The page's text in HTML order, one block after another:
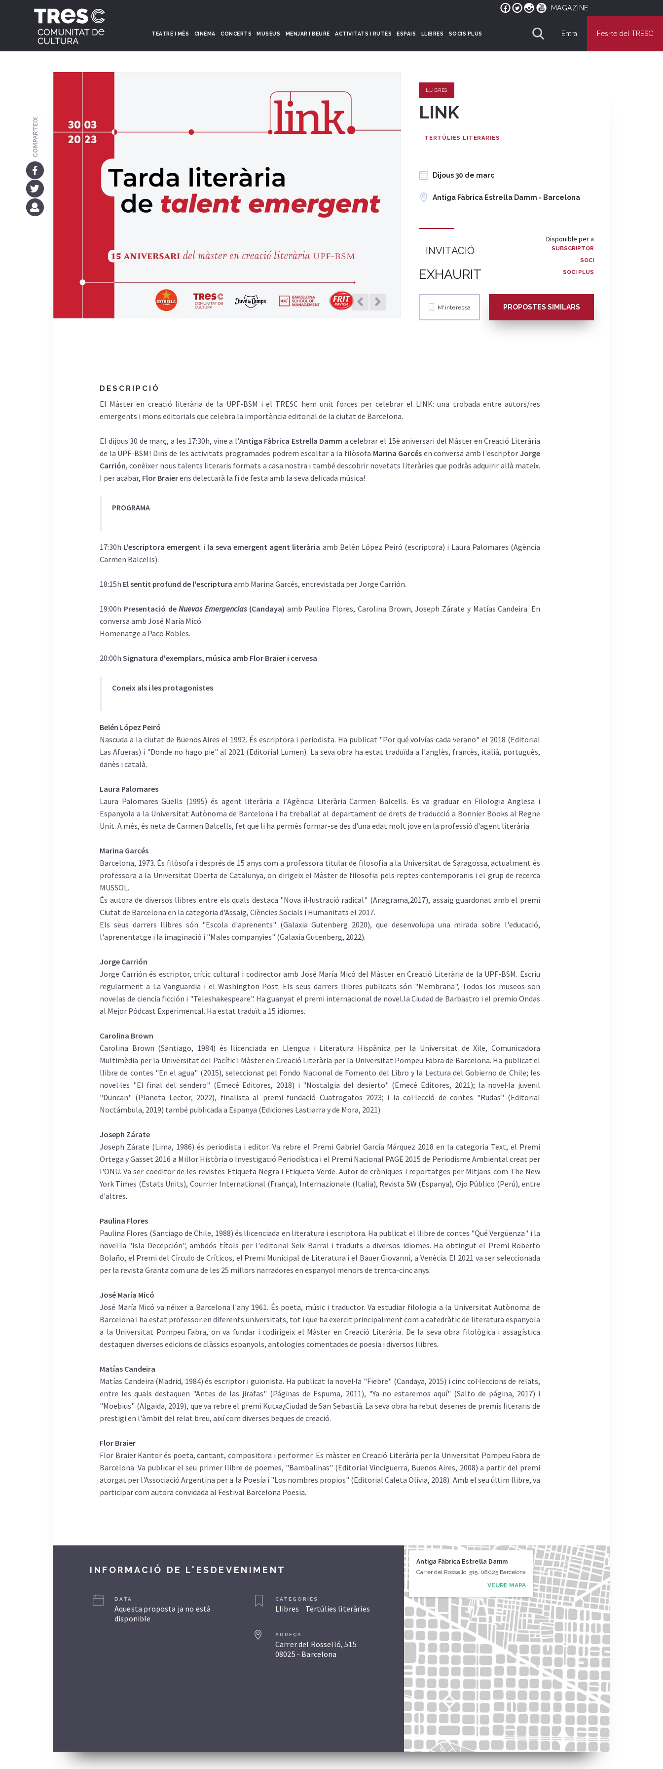
MAGAZINE
TEATRE I MÉS CINEMA CONCERTS MUSEUS MENJAR I BEURE ACTIVITATS I RUTES ESPAIS LLIBRES SOCIS PLUS Entra Fes-te del TRESC
LLIBRES
LINK
TERTÚLIES LITERÀRIES
Dijous 30 de març
Antiga Fàbrica Estrella Damm - Barcelona
INVITACIÓ
EXHAURIT
Disponible per a
SUBSCRIPTOR
SOCI
SOCI PLUS
M'interessa PROPOSTES SIMILARS
DESCRIPCIÓ
El Màster en creació literària de la UPF-BSM i el TRESC hem unit forces per celebrar el LINK: una trobada entre autors/res
emergents i mons editorials que celebra la importància editorial de la ciutat de Barcelona.
El dijous 30 de març, a les 17:30h, vine a l'Antiga Fàbrica Estrella Damm a celebrar el 15è aniversari del Màster en Creació Literària
de la UPF-BSM! Dins de les activitats programades podrem escoltar a la filòsofa Marina Garcés en conversa amb l'escriptorJorge
Carrión, conèixer nous talents literaris formats a casa nostra i també descobrir novetats literàries que podràs adquirir allà mateix.
I per acabar, Flor Braierens delectarà la fi de festa amb la seva delicada música!
PROGRAMA
17:30h L'escriptora emergent i la seva emergent agent literària amb Belén López Peiró (escriptora) i Laura Palomares (Agència
Carmen Balcells).
18:15h El sentit profund de l'escriptura amb Marina Garcés, entrevistada per Jorge Carrión.
19:00h Presentació deNuevas Emergencias(Candaya) amb Paulina Flores, Carolina Brown, Joseph Zárate y Matías Candeira. En
conversa amb José María Micó.
Homenatge a Paco Robles.
20:00h Signatura d'exemplars, música amb Flor Braier i cervesa
Coneix als i les protagonistes
Belén López Peiró
Nascuda a la ciutat de Buenos Aires el 1992. És escriptora i periodista. Ha publicat "Por qué volvías cada verano" el 2018 (Editorial
Las Afueras) i "Donde no hago pie" al 2021 (Editorial Lumen). La seva obra ha estat traduïda a l'anglès, francès, italià, portuguès,
danès i català.
Laura Palomares
Laura Palomares Güells (1995) és agent literària a l'Agència Literària Carmen Balcells. Es va graduar en Filologia Anglesa i
Espanyola a la Universitat Autònoma de Barcelona i ha treballat al departament de drets de traducció a Bonnier Books al Regne
Unit. A més, és neta de Carmen Balcells, fet que li ha permès formar-se des d'una edat molt jove en la professió d'agent literària.
Marina Garcés
Barcelona, 1973. És filòsofa i després de 15 anys com a professora titular de filosofia a la Universitat de Saragossa, actualment és
professora a la Universitat Oberta de Catalunya, on dirigeix el Màster de filosofia pels reptes contemporanis i el grup de recerca
MUSSOL.
És autora de diversos llibres entre els quals destaca "Nova il·lustració radical" (Anagrama,2017), assaig guardonat amb el premi
Ciutat de Barcelona en la categoria d'Assaig, Ciències Socials i Humanitats el 2017.
Els seus darrers llibres són "Escola d'aprenents" (Galaxia Gutenberg 2020), que desenvolupa una mirada sobre l'educació,
l'aprenentatge i la imaginació i "Males companyies" (Galaxia Gutenberg, 2022).
Jorge Carrión
Jorge Carrión és escriptor, crític cultural i codirector amb José María Micó del Màster en Creació Literària de la UPF-BSM. Escriu
regularment a La Vanguardia i el Washington Post. Els seus darrers llibres publicats són "Membrana", Todos los museos son
novelas de ciencia ficción i "Teleshakespeare". Ha guanyat el premi internacional de novel.la Ciudad de Barbastro i el premio Ondas
al Mejor Pódcast Experimental. Ha estat traduït a 15 idiomes.
Carolina Brown
Carolina Brown (Santiago, 1984) és llicenciada en Llengua i Literatura Hispànica per la Universitat de Xile, Comunicadora
Multimèdia per la Universitat del Pacífic i Màster en Creació Literària per la Universitat Pompeu Fabra de Barcelona. Ha publicat el
llibre de contes "En el agua" (2015), seleccionat pel Fondo Nacional de Fomento del Libro y la Lectura del Gobierno de Chile; les
novel·les "El final del sendero" (Emecé Editores, 2018) i "Nostalgia del desierto" (Emecé Editores, 2021); la novel·la juvenil
"Duncan" (Planeta Lector, 2022), finalista al premi fundació Cuatrogatos 2023; i la col·lecció de contes "Rudas" (Editorial
Noctámbula, 2019) també publicada a Espanya (Ediciones Lastiarra y de Mora, 2021).
Joseph Zárate
Joseph Zárate (Lima, 1986) és periodista i editor. Va rebre el Premi Gabriel García Márquez 2018 en la categoria Text, el Premi
Ortega y Gasset 2016 a Millor Història o Investigació Periodística i el Premi Nacional PAGE 2015 de Periodisme Ambiental creat per
l'ONU. Va ser coeditor de les revistes Etiqueta Negra i Etiqueta Verde. Autor de cròniques i reportatges per Mitjans com The New
York Times (Estats Units), Courrier International (França), Internazionale (Italia), Revista 5W (Espanya), Ojo Público (Perú), entre
d'altres.
Paulina Flores
Paulina Flores (Santiago de Chile, 1988) és llicenciada en literatura i escriptora. Ha publicat el llibre de contes "Qué Vergüenza" i la
novel·la "Isla Decepción", ambdós títols per l'editorial Seix Barral i traduïts a diversos idiomes. Ha obtingut el Premi Roberto
Bolaño, el Premi del Círculo de Críticos, el Premi Municipal de Literatura i el Bauer Giovanni, a Venècia. El 2021 va ser seleccionada
per la revista Granta com una de les 25 millors narradores en espanyol menors de trenta-cinc anys.
José María Micó
José María Micó va néixer a Barcelona l'any 1961. És poeta, músic i traductor. Va estudiar filologia a la Universitat Autònoma de
Barcelona i ha estat professor en diferents universitats, tot i que ha exercit principalment com a catedràtic de literatura espanyola
a la Universitat Pompeu Fabra, on va fundar i codirigeix el Màster en Creació Literària. De la seva obra filològica i assagística
destaquen diverses edicions de clàssics espanyols, antologies comentades de poesia i diversos llibres.
Matías Candeira
Matías Candeira (Madrid, 1984) és escriptor i guionista. Ha publicat la novel·la "Fiebre" (Candaya, 2015) i cinc col·leccions de relats,
entre les quals destaquen "Antes de las jirafas" (Páginas de Espuma, 2011), "Ya no estaremos aquí" (Salto de página, 2017) i
"Moebius" (Algaida, 2019), que va rebre el premi Kutxa¿Ciudad de San Sebastià. La seva obra ha rebut desenes de premis literaris de
prestigi en l'àmbit del relat breu, així com diverses beques de creació.
Flor Braier
Flor Braier Kantor és poeta, cantant, compositora i performer. Es màster en Creació Literària per la Universitat Pompeu Fabra de
Barcelona. Va publicar el seu primer llibre de poemes, "Bambalinas" (Editorial Vinciguerra, Buenos Aires, 2008) a partir del premi
atorgat per l'Associació Argentina per a la Poesía i "Los nombres propios" (Editorial Caleta Olivia, 2018). Amb el seu últim llibre, va
participar com autora convidada al Festival Barcelona Poesia.
INFORMACIÓ DE L'ESDEVENIMENT
DATA
Aquesta proposta ja no està
disponible
CATEGORIES
Llibres Tertúlies literàries
ADREÇA
Carrer del Rosselló, 515
08025 - Barcelona
Antiga Fàbrica Estrella Damm
Carrer del Rosselló, 515, 08025 Barcelona
VEURE MAPA
COMPARTEIX